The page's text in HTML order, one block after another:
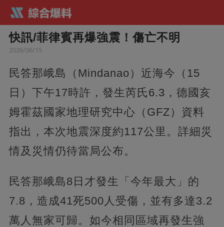
快訊/菲律賓再爆強震！傷亡不明
2026/06/15
民答那峨島（Mindanao）近海今（15
日）下午17時許，發生芮氏6.3，德國亥
姆霍茲國家地理研究中心（GFZ）資料
指出，本次地震深度約117公里。詳細災
情及災情仍待當局公布。
民答那峨島8日才發生「今年最大」的
7.8，造成41死500人受傷，並有多達3.2
萬人無家可歸。如今相同區域再發生強